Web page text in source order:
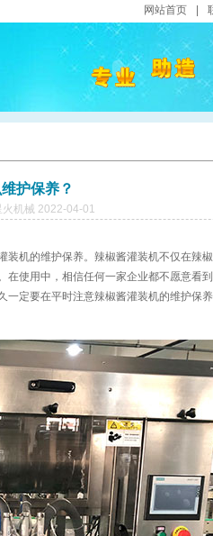
网站首页
护保养？
机械 2022-04-01
装机的维护保养。辣椒酱灌装机不仅在辣
使用中，相信任何一家企业都不愿意看
定要在平时注意辣椒酱灌装机的维护保